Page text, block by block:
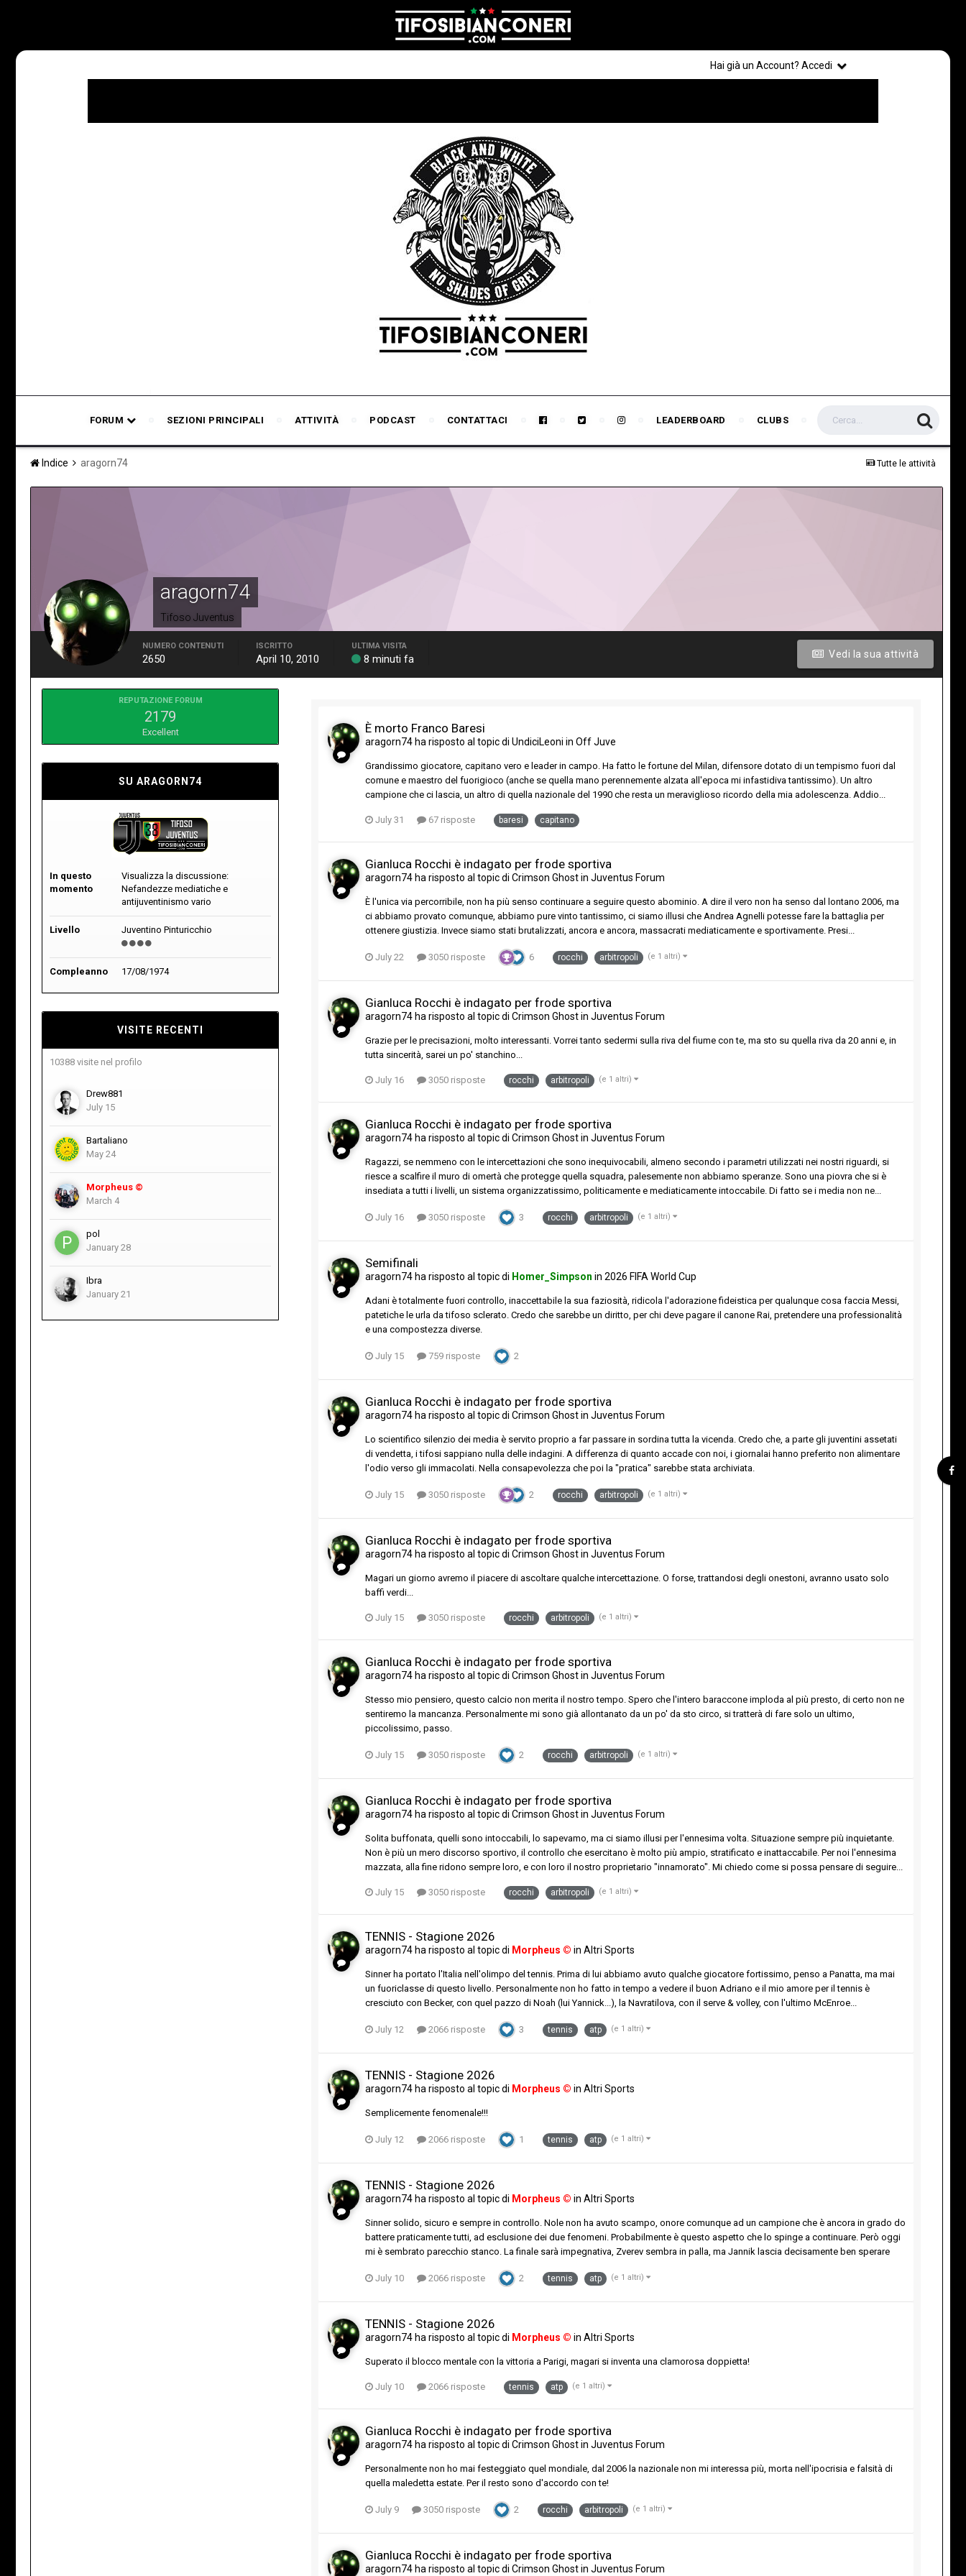
Hai già un Account? Accedi
FORUM SEZIONI PRINCIPALI ATTIVITÀ PODCAST CONTATTACI LEADERBOARD CLUBS
Tutte le attività
Indice aragorn74
aragorn74
Tifoso Juventus
Vedi la sua attività
NUMERO CONTENUTI
2650
ISCRITTO
April 10, 2010
ULTIMA VISITA
8 minuti fa
REPUTAZIONE FORUM
2179
Excellent
SU ARAGORN74
In questo
momento
Visualizza la discussione:
Nefandezze mediatiche e
antijuventinismo vario
Livello Juventino Pinturicchio
Compleanno 17/08/1974
VISITE RECENTI
10388 visite nel profilo
Drew881
July 15
Bartaliano
May 24
Morpheus ©
March 4
pol
January 28
Ibra
January 21
È morto Franco Baresi
aragorn74 ha risposto al topic di UndiciLeoni in Off Juve
Grandissimo giocatore, capitano vero e leader in campo. Ha fatto le fortune del Milan, difensore dotato di un tempismo fuori dal
comune e maestro del fuorigioco (anche se quella mano perennemente alzata all'epoca mi infastidiva tantissimo). Un altro
campione che ci lascia, un altro di quella nazionale del 1990 che resta un meraviglioso ricordo della mia adolescenza. Addio...
July 31 67 risposte baresi capitano
Gianluca Rocchi è indagato per frode sportiva
aragorn74 ha risposto al topic di Crimson Ghostin Juventus Forum
È l'unica via percorribile, non ha più senso continuare a seguire questo abominio. A dire il vero non ha senso dal lontano 2006, ma
ci abbiamo provato comunque, abbiamo pure vinto tantissimo, ci siamo illusi che Andrea Agnelli potesse fare la battaglia per
ottenere giustizia. Invece siamo stati brutalizzati, ancora e ancora, massacrati mediaticamente e sportivamente. Presi...
July 22 3050 risposte 6 rocchi arbitropoli (e 1 altri)
Gianluca Rocchi è indagato per frode sportiva
aragorn74 ha risposto al topic di Crimson Ghostin Juventus Forum
Grazie per le precisazioni, molto interessanti. Vorrei tanto sedermi sulla riva del fiume con te, ma sto su quella riva da 20 anni e, in
tutta sincerità, sarei un po' stanchino...
July 16 3050 risposte rocchi arbitropoli (e 1 altri)
Gianluca Rocchi è indagato per frode sportiva
aragorn74 ha risposto al topic di Crimson Ghostin Juventus Forum
Ragazzi, se nemmeno con le intercettazioni che sono inequivocabili, almeno secondo i parametri utilizzati nei nostri riguardi, si
riesce a scalfire il muro di omertà che protegge quella squadra, palesemente non abbiamo speranze. Sono una piovra che si è
insediata a tutti i livelli, un sistema organizzatissimo, politicamente e mediaticamente intoccabile. Di fatto se i media non ne...
July 16 3050 risposte 3 rocchi arbitropoli (e 1 altri)
Semifinali
aragorn74 ha risposto al topic di Homer_Simpson in 2026 FIFA World Cup
Adani è totalmente fuori controllo, inaccettabile la sua faziosità, ridicola l'adorazione fideistica per qualunque cosa faccia Messi,
patetiche le urla da tifoso sclerato. Credo che sarebbe un diritto, per chi deve pagare il canone Rai, pretendere una professionalità
e una compostezza diverse.
July 15 759 risposte 2
Gianluca Rocchi è indagato per frode sportiva
aragorn74 ha risposto al topic di Crimson Ghostin Juventus Forum
Lo scientifico silenzio dei media è servito proprio a far passare in sordina tutta la vicenda. Credo che, a parte gli juventini assetati
di vendetta, i tifosi sappiano nulla delle indagini. A differenza di quanto accade con noi, i giornalai hanno preferito non alimentare
l'odio verso gli immacolati. Nella consapevolezza che poi la "pratica" sarebbe stata archiviata.
July 15 3050 risposte 2 rocchi arbitropoli (e 1 altri)
Gianluca Rocchi è indagato per frode sportiva
aragorn74 ha risposto al topic di Crimson Ghostin Juventus Forum
Magari un giorno avremo il piacere di ascoltare qualche intercettazione. O forse, trattandosi degli onestoni, avranno usato solo
baffi verdi...
July 15 3050 risposte rocchi arbitropoli (e 1 altri)
Gianluca Rocchi è indagato per frode sportiva
aragorn74 ha risposto al topic di Crimson Ghostin Juventus Forum
Stesso mio pensiero, questo calcio non merita il nostro tempo. Spero che l'intero baraccone imploda al più presto, di certo non ne
sentiremo la mancanza. Personalmente mi sono già allontanato da un po' da sto circo, si tratterà di fare solo un ultimo,
piccolissimo, passo.
July 15 3050 risposte 2 rocchi arbitropoli (e 1 altri)
Gianluca Rocchi è indagato per frode sportiva
aragorn74 ha risposto al topic di Crimson Ghostin Juventus Forum
Solita buffonata, quelli sono intoccabili, lo sapevamo, ma ci siamo illusi per l'ennesima volta. Situazione sempre più inquietante.
Non è più un mero discorso sportivo, il controllo che esercitano è molto più ampio, stratificato e inattaccabile. Per noi l'ennesima
mazzata, alla fine ridono sempre loro, e con loro il nostro proprietario "innamorato". Mi chiedo come si possa pensare di seguire...
July 15 3050 risposte rocchi arbitropoli (e 1 altri)
TENNIS - Stagione 2026
aragorn74 ha risposto al topic di Morpheus © in Altri Sports
Sinner ha portato l'Italia nell'olimpo del tennis. Prima di lui abbiamo avuto qualche giocatore fortissimo, penso a Panatta, ma mai
un fuoriclasse di questo livello. Personalmente non ho fatto in tempo a vedere il buon Adriano e il mio amore per il tennis è
cresciuto con Becker, con quel pazzo di Noah (lui Yannick...), la Navratilova, con il serve & volley, con l'ultimo McEnroe...
July 12 2066 risposte 3 tennis atp (e 1 altri)
TENNIS - Stagione 2026
aragorn74 ha risposto al topic di Morpheus © in Altri Sports
Semplicemente fenomenale!!!
July 12 2066 risposte 1 tennis atp (e 1 altri)
TENNIS - Stagione 2026
aragorn74 ha risposto al topic di Morpheus © in Altri Sports
Sinner solido, sicuro e sempre in controllo. Nole non ha avuto scampo, onore comunque ad un campione che è ancora in grado do
battere praticamente tutti, ad esclusione dei due fenomeni. Probabilmente è questo aspetto che lo spinge a continuare. Però oggi
mi è sembrato parecchio stanco. La finale sarà impegnativa, Zverev sembra in palla, ma Jannik lascia decisamente ben sperare
July 10 2066 risposte 2 tennis atp (e 1 altri)
TENNIS - Stagione 2026
aragorn74 ha risposto al topic di Morpheus © in Altri Sports
Superato il blocco mentale con la vittoria a Parigi, magari si inventa una clamorosa doppietta!
July 10 2066 risposte tennis atp (e 1 altri)
Gianluca Rocchi è indagato per frode sportiva
aragorn74 ha risposto al topic di Crimson Ghostin Juventus Forum
Personalmente non ho mai festeggiato quel mondiale, dal 2006 la nazionale non mi interessa più, morta nell'ipocrisia e falsità di
quella maledetta estate. Per il resto sono d'accordo con te!
July 9 3050 risposte 2 rocchi arbitropoli (e 1 altri)
Gianluca Rocchi è indagato per frode sportiva
aragorn74 ha risposto al topic di Crimson Ghostin Juventus Forum